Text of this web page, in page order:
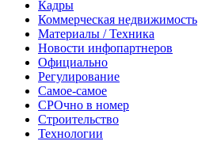
Кадры
Коммерческая недвижимость
Материалы / Техника
Новости инфопартнеров
Официально
Регулирование
Самое-самое
СРОчно в номер
Строительство
Технологии